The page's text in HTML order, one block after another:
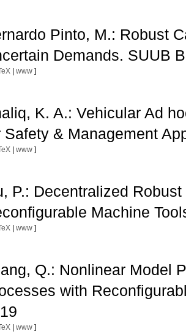
Pinto, M.: Robust
Demands. SUUB
| www ]
K. A.: Vehicular Ad
Safety & Management
| www ]
P.: Decentralized
Machine
| www ]
Q.: Nonlinear Model
with
| www ]